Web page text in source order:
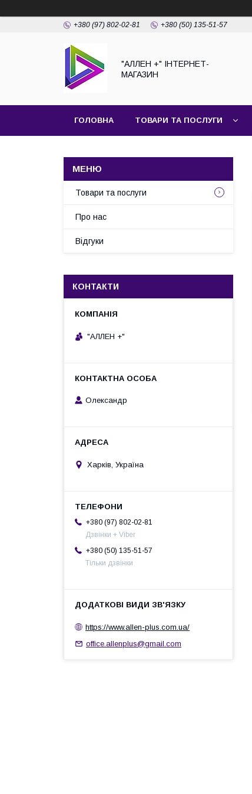
+380 (97) 802-02-81 +380 (50) 135-51-57
"АЛЛЕН +" ІНТЕРНЕТ-
МАГАЗИН
ГОЛОВНА ТОВАРИ ТА ПОСЛУГИ
Товари та послуги
Про нас
Відгуки
КОНТАКТИ
"АЛЛЕН +"
Олександр
Харків, Україна
+380 (97) 802-02-81
Дзвінки + Viber
+380 (50) 135-51-57
Тільки дзвінки
https://www.allen-plus.com.ua/
office.allenplus@gmail.com